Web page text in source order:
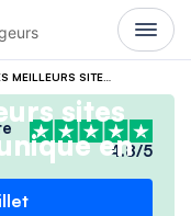
TOSCANE : LES MEILLEURS SITES POUR UNE AVENTURE UNIQUE EN ITALIE !
4.8/5
sites
en